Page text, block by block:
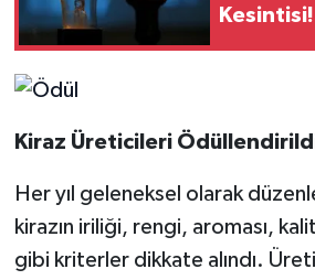
Kesintisi!
Kiraz Üreticileri
Her yıl geleneksel olarak
kirazın iriliği, rengi, aroması,
gibi kriterler dikkate alındı.